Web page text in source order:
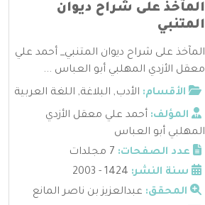
المآخذ على شراح ديوان
المتنبي
المآخذ على شراح ديوان المتنبي_ أحمد علي
معقل الأزدي المهلبي أبو العباس ...
الأقسام: الأدب, البلاغة, اللغة العربية
المؤلف: أحمد علي معقل الأزدي
المهلبي أبو العباس
عدد الصفحات:
سنة النشر:
المحقق: عبدالعزيز بن ناصر المانع